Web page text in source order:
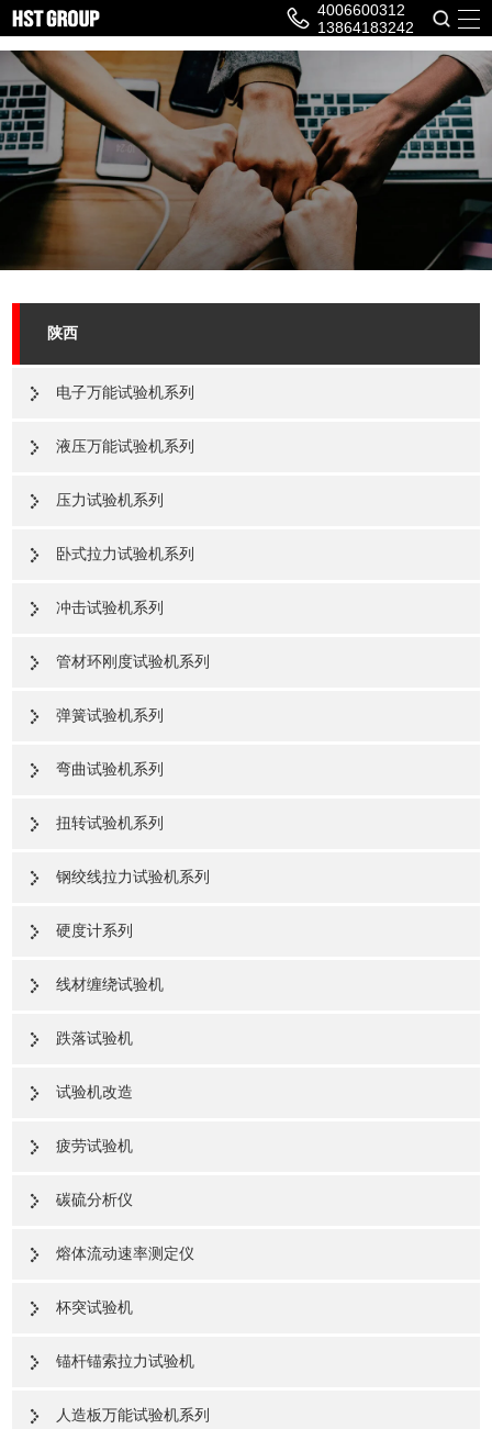
4006600312
13864183242
陕西
电子万能试验机系列
液压万能试验机系列
压力试验机系列
卧式拉力试验机系列
冲击试验机系列
管材环刚度试验机系列
弹簧试验机系列
弯曲试验机系列
扭转试验机系列
钢绞线拉力试验机系列
硬度计系列
线材缠绕试验机
跌落试验机
试验机改造
疲劳试验机
碳硫分析仪
熔体流动速率测定仪
杯突试验机
锚杆锚索拉力试验机
人造板万能试验机系列